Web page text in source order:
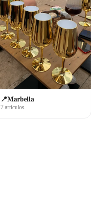
📍Marbella
7 artículos